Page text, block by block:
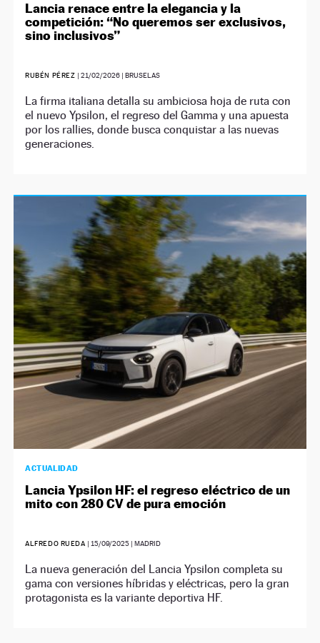
Lancia renace entre la elegancia y la
competición: “No queremos ser exclusivos,
sino inclusivos”
RUBÉN PÉREZ |21/02/2026 | BRUSELAS
La firma italiana detalla su ambiciosa hoja de ruta con
el nuevo Ypsilon, el regreso del Gamma y una apuesta
por los rallies, donde busca conquistar a las nuevas
generaciones.
ACTUALIDAD
Lancia Ypsilon HF: el regreso eléctrico de un
mito con 280 CV de pura emoción
ALFREDO RUEDA | 15/09/2025 | MADRID
La nueva generación del Lancia Ypsilon completa su
gama con versiones híbridas y eléctricas, pero la gran
protagonista es la variante deportiva HF.